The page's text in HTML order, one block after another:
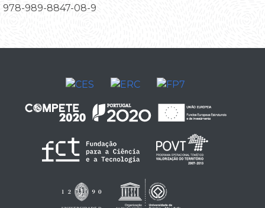
978-989-8847-08-9